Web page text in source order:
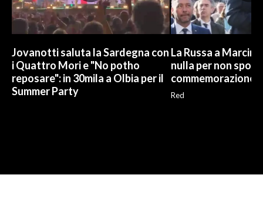
Jovanotti saluta la Sardegna con
i Quattro Mori e "No potho
reposare": in 30mila a Olbia per il
Summer Party
La Russa a
nulla per non
commemorazione
Red